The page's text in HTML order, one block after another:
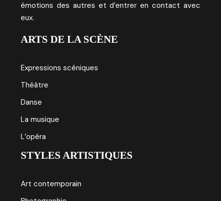
émotions des autres et d’entrer en contact avec
eux.
ARTS DE LA SCÈNE
Expressions scéniques
Théâtre
Danse
La musique
L’opéra
STYLES ARTISTIQUES
Art contemporain